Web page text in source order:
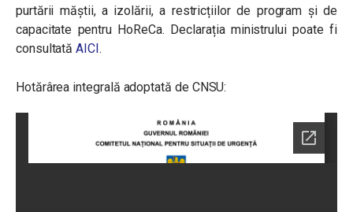
purtării măștii, a izolării, a restricțiilor de program și de
capacitate pentru HoReCa. Declarația ministrului poate fi
consultatăAICI.
Hotărârea integrală adoptată de CNSU: